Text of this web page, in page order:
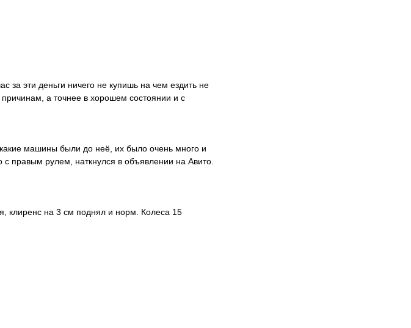
распределения тормозных сил), боковые
усилия натяжения. В топовых
и антипробуксовочная система (TCS).
производители, желая зацепить
автомобиль компактного размера. С учетом
и среди более мощных модификаций есть
эти деньги ничего не купишь на чем ездить не
а точнее в хорошем состоянии и с
машины были до неё, их было очень много и
с правым рулем, наткнулся в объявлении на Авито.
клиренс на 3 см поднял и норм. Колеса 15